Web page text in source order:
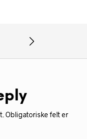
Obligatoriske felt er